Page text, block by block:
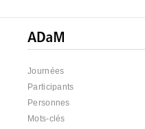
Journées
Participants
Personnes
Mots-clés